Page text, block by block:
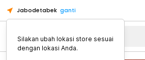
Jabodetabek ganti
Alat Kopi
Silakan ubah lokasi store sesuai
dengan lokasi Anda.